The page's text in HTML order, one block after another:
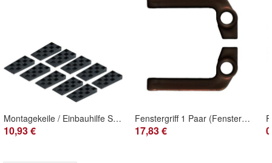
Montagekeile / Einbauhilfe Set mit 10 Stück
10,93 €
Fenstergriff 1 Paar (Fensterknebel)
17,83 €